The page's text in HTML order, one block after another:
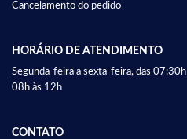
Cancelamento do pedido
HORÁRIO DE ATENDIMENTO
Segunda-feira a sexta-feira, das
08h às 12h
CONTATO